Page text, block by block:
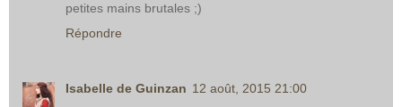
petites mains brutales ;)
Répondre
Isabelle de Guinzan 12 août, 2015 21:00